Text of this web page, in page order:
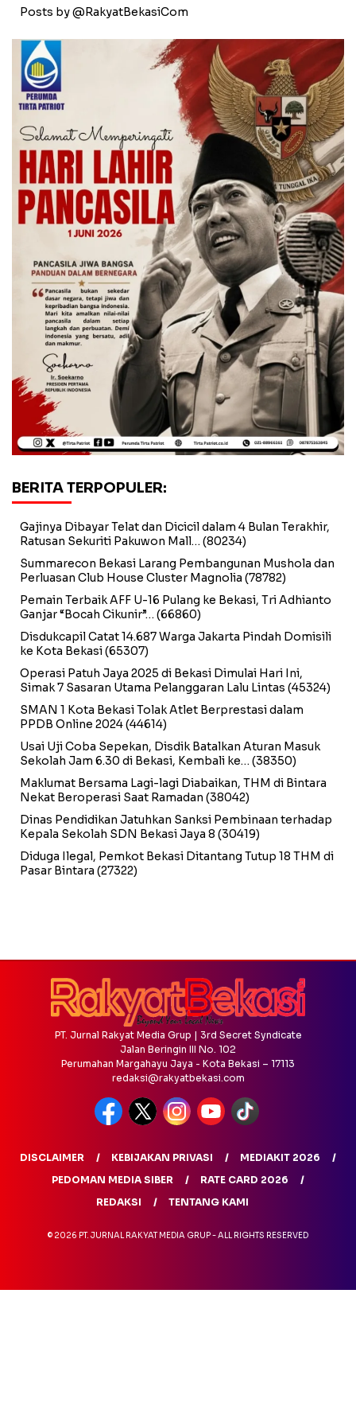
Posts by @RakyatBekasiCom
BERITA TERPOPULER:
Gajinya Dibayar Telat dan Dicicil dalam 4 Bulan Terakhir,
Ratusan Sekuriti Pakuwon Mall… (80234)
Summarecon Bekasi Larang Pembangunan Mushola dan
Perluasan Club House Cluster Magnolia (78782)
Pemain Terbaik AFF U-16 Pulang ke Bekasi, Tri Adhianto
Ganjar “Bocah Cikunir”… (66860)
Disdukcapil Catat 14.687 Warga Jakarta Pindah Domisili
ke Kota Bekasi(65307)
Operasi Patuh Jaya 2025 di Bekasi Dimulai Hari Ini,
Simak 7 Sasaran Utama Pelanggaran Lalu Lintas (45324)
SMAN 1 Kota Bekasi Tolak Atlet Berprestasi dalam
PPDB Online 2024(44614)
Usai Uji Coba Sepekan, Disdik Batalkan Aturan Masuk
Sekolah Jam 6.30 di Bekasi, Kembali ke… (38350)
Maklumat Bersama Lagi-lagi Diabaikan, THM di Bintara
Nekat Beroperasi Saat Ramadan (38042)
Dinas Pendidikan Jatuhkan Sanksi Pembinaan terhadap
Kepala Sekolah SDN Bekasi Jaya 8 (30419)
Diduga Ilegal, Pemkot Bekasi Ditantang Tutup 18 THM di
Pasar Bintara (27322)
PT. Jurnal Rakyat Media Grup | 3rd Secret Syndicate
Jalan Beringin III No. 102
Perumahan Margahayu Jaya - Kota Bekasi – 17113
redaksi@rakyatbekasi.com
DISCLAIMER KEBIJAKAN PRIVASI
MEDIAKIT 2026
PEDOMAN MEDIA SIBER
RATE CARD 2026
REDAKSI
TENTANG KAMI
© 2026 PT. JURNAL RAKYAT MEDIA GRUP - ALL RIGHTS RESERVED